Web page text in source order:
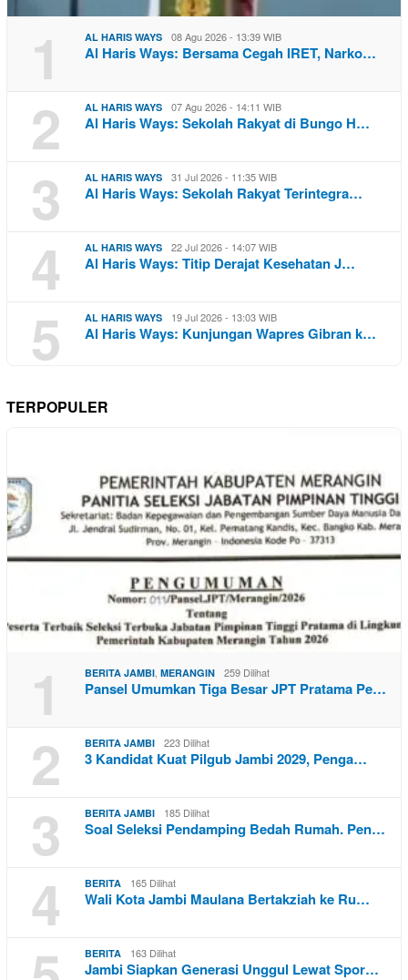
1 AL HARIS WAYS 08 Agu 2026 - 13:39 WIB
Al Haris Ways: Bersama Cegah IRET, Narko…
2 AL HARIS WAYS 07 Agu 2026 - 14:11 WIB
Al Haris Ways: Sekolah Rakyat di Bungo H…
3 AL HARIS WAYS 31 Jul 2026 - 11:35 WIB
Al Haris Ways: Sekolah Rakyat Terintegra…
4 AL HARIS WAYS 22 Jul 2026 - 14:07 WIB
Al Haris Ways: Titip Derajat Kesehatan J…
5 AL HARIS WAYS 19 Jul 2026 - 13:03 WIB
Al Haris Ways: Kunjungan Wapres Gibran k…
TERPOPULER
1 BERITA JAMBI, MERANGIN 259 Dilihat
Pansel Umumkan Tiga Besar JPT Pratama Pe…
2 BERITA JAMBI 223 Dilihat
3 Kandidat Kuat Pilgub Jambi 2029, Penga…
3 BERITA JAMBI 185 Dilihat
Soal Seleksi Pendamping Bedah Rumah. Pen…
4 BERITA 165 Dilihat
Wali Kota Jambi Maulana Bertakziah ke Ru…
BERITA 163 Dilihat
Jambi Siapkan Generasi Unggul Lewat Spor…